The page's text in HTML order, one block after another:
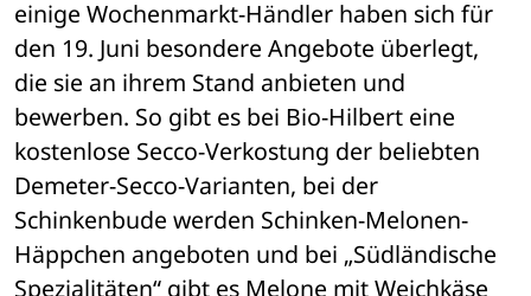
einige Wochenmarkt-Händler haben sich für
den 19. Juni besondere Angebote überlegt,
die sie an ihrem Stand anbieten und
bewerben. So gibt es bei Bio-Hilbert eine
kostenlose Secco-Verkostung der beliebten
Demeter-Secco-Varianten, bei der
Schinkenbude werden Schinken-Melonen-
Häppchen angeboten und bei „Südländische
Spezialitäten“ gibt es Melone mit Weichkäse